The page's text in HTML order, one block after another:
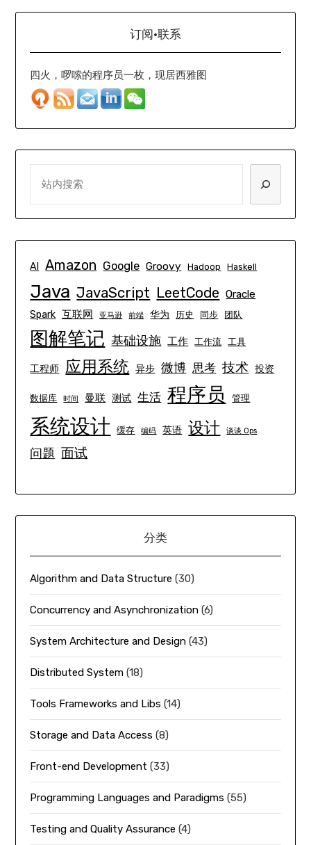
订阅·联系
四火，啰嗦的程序员一枚，现居西雅图
AI Amazon Google Groovy Hadoop Haskell
Java JavaScript LeetCode Oracle
Spark 互联网 亚马逊 前端 华为 历史 同步 团队
图解笔记 基础设施 工作 工作流 工具
工程师 应用系统 异步 微博 思考 技术 投资
数据库 时间 曼联 测试 生活 程序员 管理
系统设计 缓存 编码 英语 设计 谈谈 Ops
问题 面试
分类
Algorithm and Data Structure (30)
Concurrency and Asynchronization (6)
System Architecture and Design (43)
Distributed System (18)
Tools Frameworks and Libs (14)
Storage and Data Access (8)
Front-end Development (33)
Programming Languages and Paradigms (55)
Testing and Quality Assurance (4)